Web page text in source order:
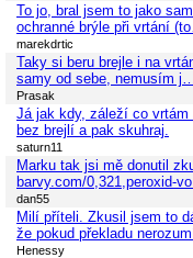
To jo, bral jsem to jako
ochranné brýle při vrtání
marekdrtic
Taky si beru brejle i na
samy od sebe, nemusím j…
Prasak
Já jak kdy, záleží co
bez brejlí a pak skuhraj.
saturn11
Marku tak jsi mě donutil
barvy.com/0,321,peroxid-
dan55
Milí příteli. Zkusil jsem to
že pokud překladu
Henessy